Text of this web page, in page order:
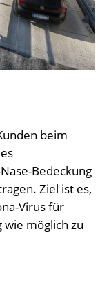
beim
Bedeckung
Ziel ist es,
Virus für
möglich zu